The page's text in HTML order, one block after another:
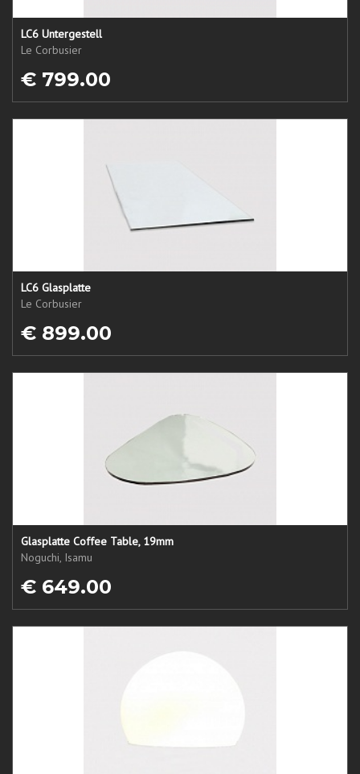
LC6 Untergestell
Le Corbusier
€ 799.00
LC6 Glasplatte
Le Corbusier
€ 899.00
Glasplatte Coffee Table, 19mm
Noguchi, Isamu
€ 649.00